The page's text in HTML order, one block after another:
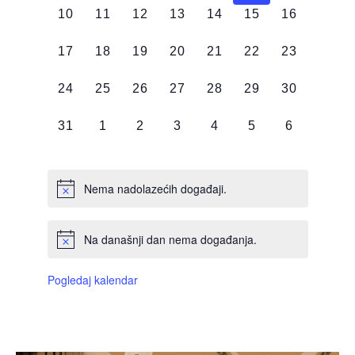
0
10
0
11
0
12
0
13
0
14
0
15
0
16
0
17
0
18
0
19
0
20
0
21
0
22
0
23
0
24
0
25
0
26
0
27
0
28
0
29
0
30
0
31
0
1
0
2
0
3
0
4
0
5
0
6
Nema nadolazećih događaji.
Na današnji dan nema događanja.
Pogledaj kalendar